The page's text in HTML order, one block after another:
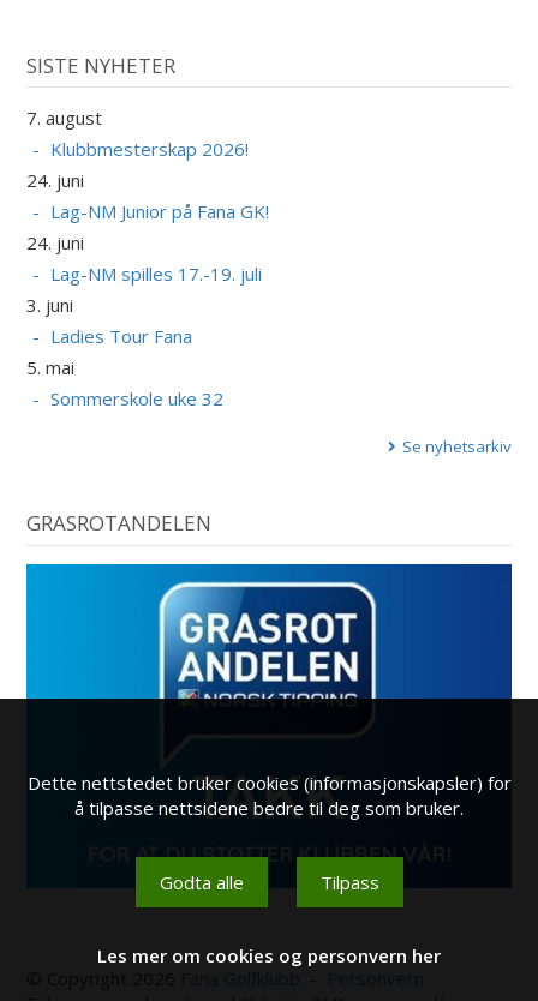
SISTE NYHETER
7. august
Klubbmesterskap 2026!
24. juni
Lag-NM Junior på Fana GK!
24. juni
Lag-NM spilles 17.-19. juli
3. juni
Ladies Tour Fana
5. mai
Sommerskole uke 32
Se nyhetsarkiv
GRASROTANDELEN
Dette nettstedet bruker cookies (informasjonskapsler) for
å tilpasse nettsidene bedre til deg som bruker.
Godta alle Tilpass
Les mer om cookies og personvern her